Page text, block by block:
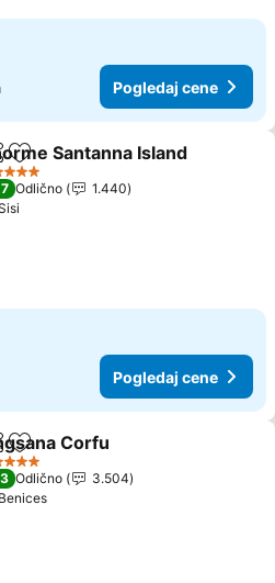
Pogledaj cene
Dodati u favorite
Santanna Island
Odlično
1.440
Pogledaj cene
Dodati u favorite
Corfu
Odlično
3.504
Benices